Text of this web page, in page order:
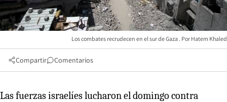
Los combates recrudecen en el sur de Gaza Hatem Khaled
Compartir Comentarios
Las fuerzas israelíes lucharon el domingo contra